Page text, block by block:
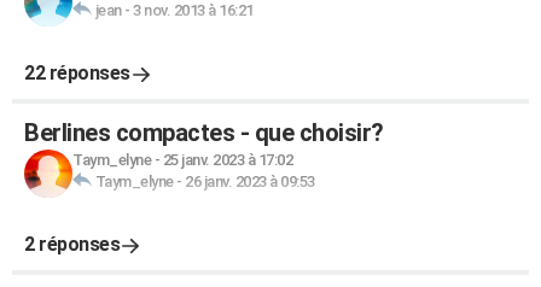
jean- 3 nov. 2013 à 16:21
22 réponses
Berlines compactes - que choisir?
Taym_elyne- 25 janv. 2023 à 17:02
Taym_elyne- 26 janv. 2023 à 09:53
2 réponses